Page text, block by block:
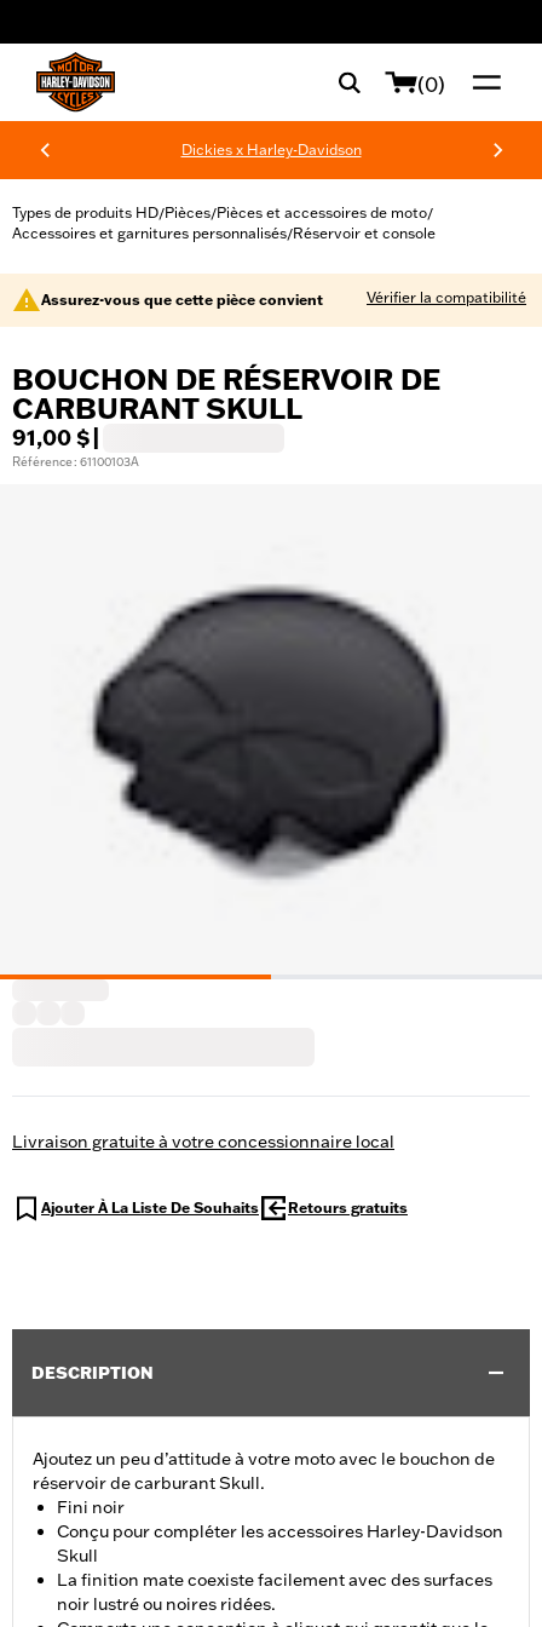
(0)
Dickies x Harley-Davidson
Types de produits HD/Pièces/Pièces et accessoires de moto/
Accessoires et garnitures personnalisés/Réservoir et console
Assurez-vous que cette pièce convient Vérifier la compatibilité
BOUCHON DE RÉSERVOIR DE
CARBURANT SKULL
91,00 $
Référence : 61100103A
Livraison gratuite à votre concessionnaire local
Ajouter À La Liste De Souhaits Retours gratuits
DESCRIPTION
Ajoutez un peu d’attitude à votre moto avec le bouchon de
réservoir de carburant Skull.
Fini noir
Conçu pour compléter les accessoires Harley-Davidson
Skull
La finition mate coexiste facilement avec des surfaces
noir lustré ou noires ridées.